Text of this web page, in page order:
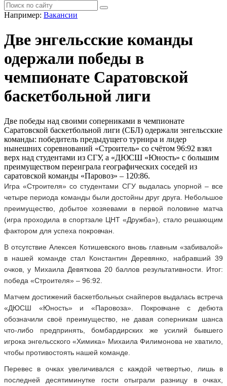
Например: Вакансии
Две энгельсские команды
одержали победы в
чемпионате Саратовской
баскетбольной лиги
Две победы над своими соперниками в чемпионате
Саратовской баскетбольной лиги (СБЛ) одержали энгельсские
команды: победитель предыдущего турнира и лидер
нынешних соревнований «Строитель» со счётом 96:92 взял
верх над студентами из СГУ, а «ДЮСШ «Юность» с большим
преимуществом переиграла географических соседей из
саратовской команды «Паровоз» – 120:86.
Игра «Строителя» со студентами СГУ выдалась упорной – все
четыре периода команды были достойны друг друга. Небольшое
преимущество, добытое хозяевами в первой половине матча
(игра проходила в спортзале ЦНТ «Дружба»), стало решающим
фактором для успеха покровчан.
В отсутствие Алексея Котишевского вновь главным «забивалой»
в нашей команде стал Константин Деревянко, набравший 39
очков, у Михаила Девяткова 20 баллов результативности. Итог:
победа «Строителя» – 96:92.
Матчем достижений баскетбольных снайперов выдалась встреча
«ДЮСШ «Юность» и «Паровоза». Покровчане с дебюта
обозначили своё преимущество, не давая соперникам шанса
что-либо предпринять, бомбардирских же усилий бывшего
игрока энгельсского «Химика» Михаила Филимонова не хватило,
чтобы противостоять нашей команде.
Перевес в очках увеличивался с каждой четвертью, лишь в
последней десятиминутке гости отыграли разницу в очках,